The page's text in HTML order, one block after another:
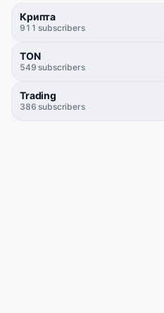
Крипта
911 subscribers
TON
549 subscribers
Trading
386 subscribers